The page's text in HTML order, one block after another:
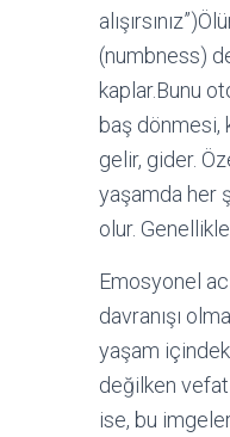
(numbness)
kaplar.Bunu
baş dönmesi,
gelir, gider.
yaşamda her
olur.
Emosyonel
davranışı
yaşam
değilken vefat
ise, bu